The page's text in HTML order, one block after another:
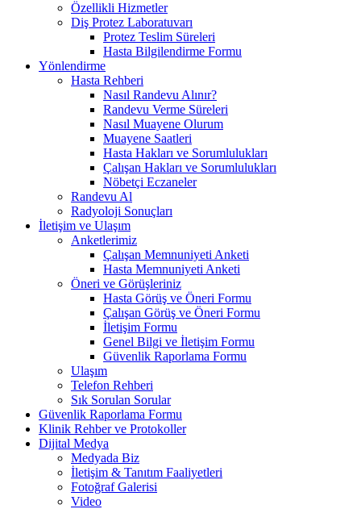
Özellikli Hizmetler
Diş Protez Laboratuvarı
Protez Teslim Süreleri
Hasta Bilgilendirme Formu
Yönlendirme
Hasta Rehberi
Nasıl Randevu Alınır?
Randevu Verme Süreleri
Nasıl Muayene Olurum
Muayene Saatleri
Hasta Hakları ve Sorumlulukları
Çalışan Hakları ve Sorumlulukları
Nöbetçi Eczaneler
Randevu Al
Radyoloji Sonuçları
İletişim ve Ulaşım
Anketlerimiz
Çalışan Memnuniyeti Anketi
Hasta Memnuniyeti Anketi
Öneri ve Görüşleriniz
Hasta Görüş ve Öneri Formu
Çalışan Görüş ve Öneri Formu
İletişim Formu
Genel Bilgi ve İletişim Formu
Güvenlik Raporlama Formu
Ulaşım
Telefon Rehberi
Sık Sorulan Sorular
Güvenlik Raporlama Formu
Klinik Rehber ve Protokoller
Dijital Medya
Medyada Biz
İletişim & Tanıtım Faaliyetleri
Fotoğraf Galerisi
Video